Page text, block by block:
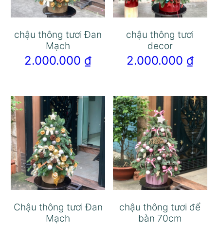
chậu thông tươi Đan
Mạch
2.000.000 ₫
chậu thông tươi
decor
2.000.000 ₫
Chậu thông tươi Đan
Mạch
chậu thông tươi để
bàn 70cm